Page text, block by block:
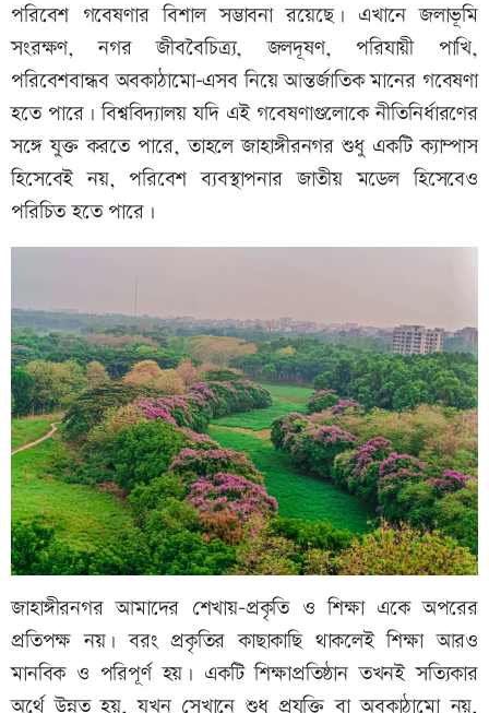
পরিবেশ গবেষণার বিশাল সম্ভাবনা রয়েছে। এখানে জলাভূমি
সংরক্ষণ, নগর জীববৈচিত্র্য, জলদূষণ, পরিযায়ী পাখি,
পরিবেশবান্ধব অবকাঠামো-এসব নিয়ে আন্তর্জাতিক মানের গবেষণা
হতে পারে। বিশ্ববিদ্যালয় যদি এই গবেষণাগুলোকে নীতিনির্ধারণের
সঙ্গে যুক্ত করতে পারে, তাহলে জাহাঙ্গীরনগর শুধু একটি ক্যাম্পাস
হিসেবেই নয়, পরিবেশ ব্যবস্থাপনার জাতীয় মডেল হিসেবেও
পরিচিত হতে পারে।
জাহাঙ্গীরনগর আমাদের শেখায়-প্রকৃতি ও শিক্ষা একে অপরের
প্রতিপক্ষ নয়। বরং প্রকৃতির কাছাকাছি থাকলেই শিক্ষা আরও
মানবিক ও পরিপূর্ণ হয়। একটি শিক্ষাপ্রতিষ্ঠান তখনই সত্যিকার